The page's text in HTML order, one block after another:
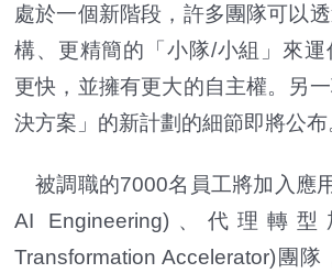
處於一個新階段，許多團隊可以
構、更精簡的「小隊/小組」來
更快，並擁有更大的自主權。另
決方案」的新計劃的細節即將公布
被調職的7000名員工將加入應
AI Engineering)、代理轉型
Transformation Accelerator)團